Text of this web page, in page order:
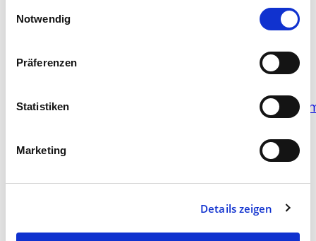
Notwendig
Präferenzen
Statistiken
Marketing
Details zeigen
die„European Digital Advertising Alliance“
.
ausschalten.
http://www.youronlinechoices.com/de/